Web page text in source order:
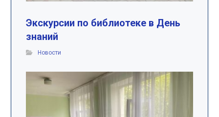
Экскурсии по библиотеке в День
знаний
Новости